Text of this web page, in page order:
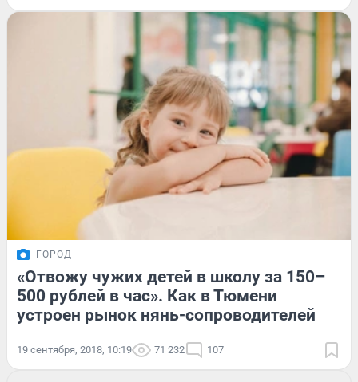
ГОРОД
«Отвожу чужих детей в школу за 150–
500 рублей в час». Как в Тюмени
устроен рынок нянь-сопроводителей
19 сентября, 2018, 10:19 71 232 107